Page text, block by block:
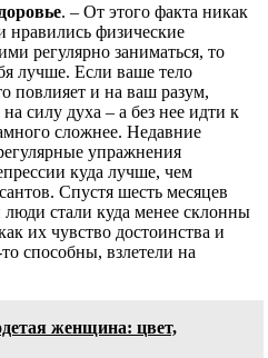
. – От этого факта никак
нравились физические
регулярно заниматься, то
лучше. Если ваше тело
повлияет и на ваш разум,
силу духа – а без нее идти к
сложнее. Недавние
упражнения
куда лучше, чем
Спустя шесть месяцев
стали куда менее склонны
их чувство достоинства и
способны, взлетели на
женщина: цвет,